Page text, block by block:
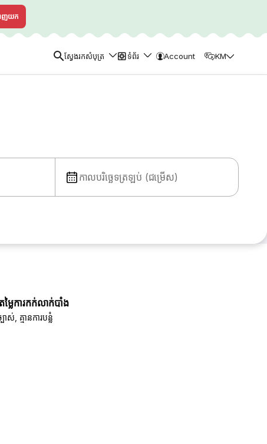
ញយក
ស្វែងរកសំបុត្រ ទំព័រ Account KM
កាលបរិច្ឆេទត្រឡប់ (ជម្រើស)
តម្លៃការកក់លាក់បាំង
បាស់, គ្មានការបន្លំ